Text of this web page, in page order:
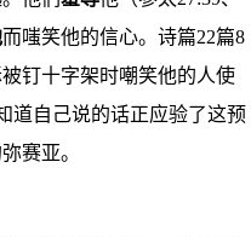
而嗤笑他的信心。诗篇22篇8
钉十字架时嘲笑他的人使
道自己说的话正应验了这预
赛亚。